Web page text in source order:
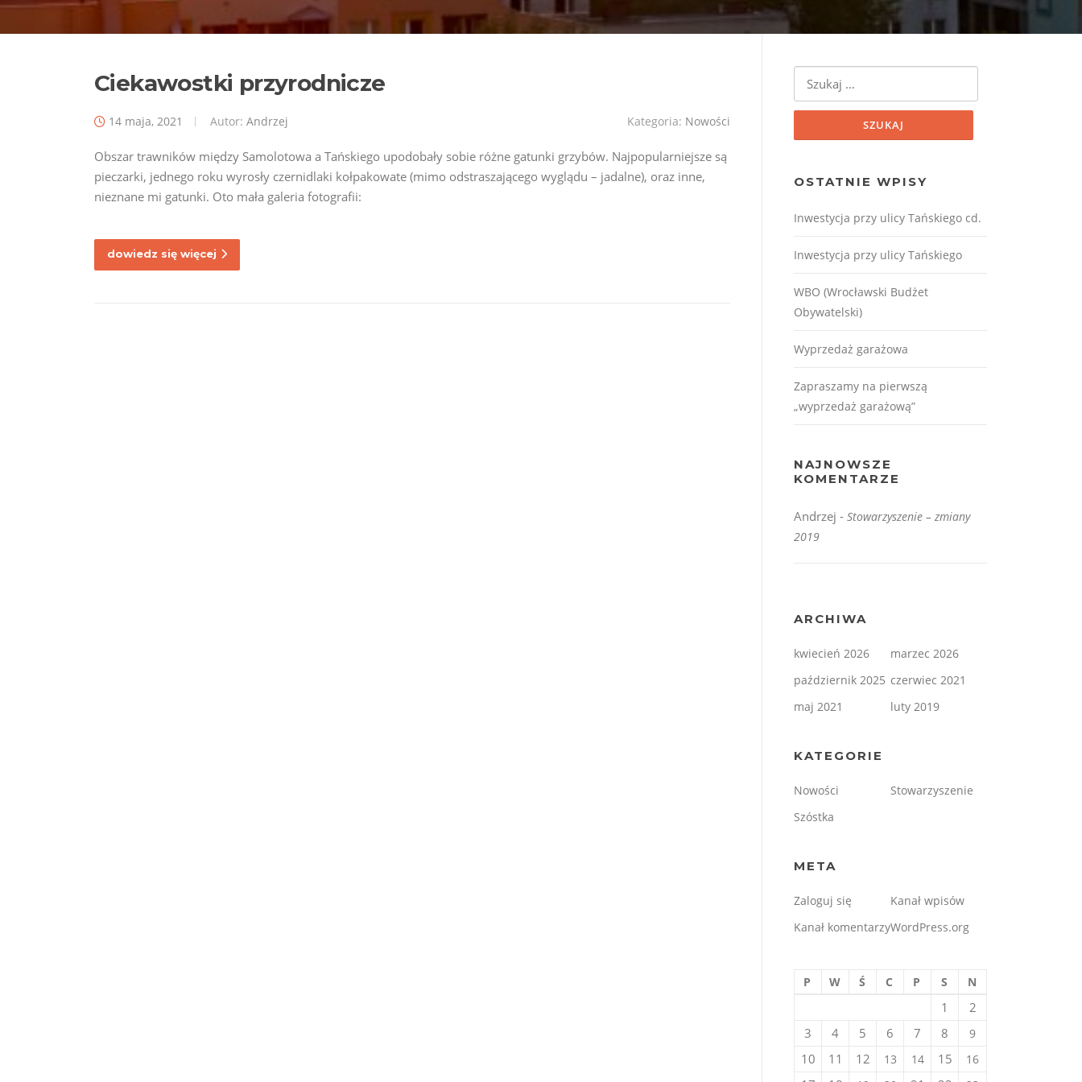
Ciekawostki przyrodnicze
14 maja, 2021 Autor: Andrzej Kategoria: Nowości
Obszar trawników między Samolotowa a Tańskiego upodobały sobie różne gatunki grzybów. Najpopularniejsze są
pieczarki, jednego roku wyrosły czernidlaki kołpakowate (mimo odstraszającego wyglądu – jadalne), oraz inne,
nieznane mi gatunki. Oto mała galeria fotografii:
dowiedz się więcej
Szukaj:
OSTATNIE WPISY
Inwestycja przy ulicy Tańskiego cd.
Inwestycja przy ulicy Tańskiego
WBO (Wrocławski Budżet
Obywatelski)
Wyprzedaż garażowa
Zapraszamy na pierwszą
„wyprzedaż garażową”
NAJNOWSZE
KOMENTARZE
Andrzej - Stowarzyszenie – zmiany
2019
ARCHIWA
kwiecień 2026
marzec 2026
październik 2025 czerwiec 2021
maj 2021
luty 2019
KATEGORIE
Nowości
Stowarzyszenie
Szóstka
META
Zaloguj się
Kanał wpisów
Kanał komentarzyWordPress.org
P W Ś C P S N
1
2
3
4 5 6 7 8 9
10 11 12 13 14 15 16